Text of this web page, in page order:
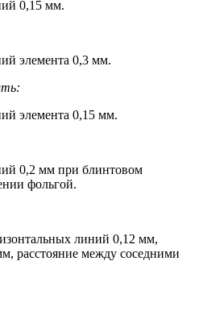
0,15 мм.
элемента 0,3 мм.
элемента 0,15 мм.
0,2 мм при блинтовом
фольгой.
линий 0,12 мм,
расстояние между соседними